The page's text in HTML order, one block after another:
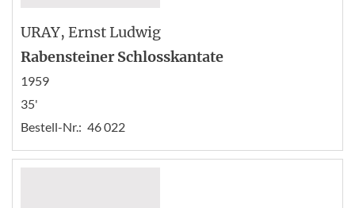
URAY, Ernst Ludwig
Rabensteiner Schlosskantate
1959
35'
Bestell-Nr.: 46 022